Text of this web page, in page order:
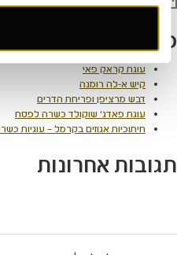
חיפוש
אחרונים
פאי
לה רומנה
ופריחת הדרים
שוקולד כשרה לפסח
אגוזים בקרמל – עוגיות כשרות לפסח
אחרונות